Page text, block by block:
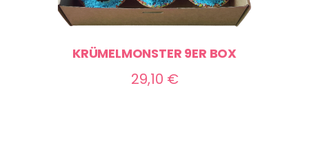
KRÜMELMONSTER 9ER BOX
29,10 €